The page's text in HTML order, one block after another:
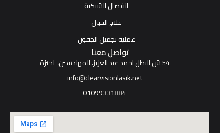
انفصال الشبكية
علاج الحول
عملية تجميل الجفون
تواصل معنا
54 ش البطل احمد عبد العزيز، المهندسين، الجيزة
info@clearvisionlasik.net
01099331884